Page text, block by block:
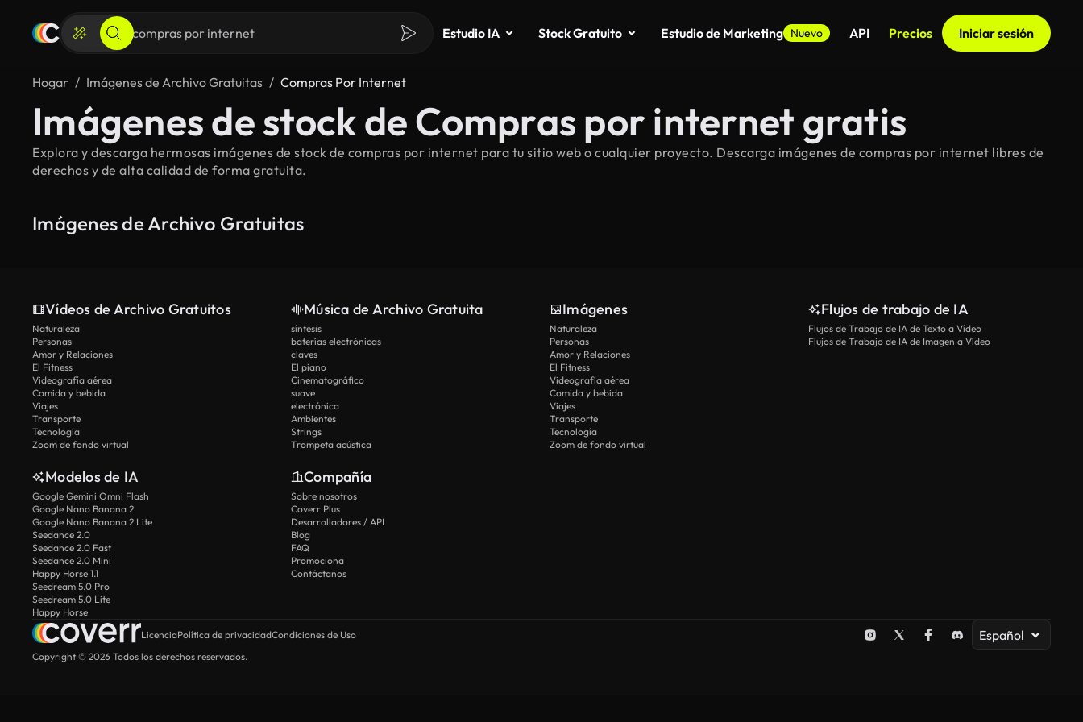
Estudio IA Stock Gratuito Estudio de Marketing Nuevo API Precios Iniciar sesión
Hogar Imágenes de Archivo Gratuitas Compras Por Internet
Imágenes de stock de Compras por internet gratis
Explora y descarga hermosas imágenes de stock de compras por internet para tu sitio web o cualquier proyecto. Descarga imágenes de compras por internet libres de
derechos y de alta calidad de forma gratuita.
Imágenes de Archivo Gratuitas
Vídeos de Archivo Gratuitos
Naturaleza
Personas
Amor y Relaciones
El Fitness
Videografía aérea
Comida y bebida
Viajes
Transporte
Tecnología
Zoom de fondo virtual
Música de Archivo Gratuita
síntesis
baterías electrónicas
claves
El piano
Cinematográfico
suave
electrónica
Ambientes
Strings
Trompeta acústica
Imágenes
Naturaleza
Personas
Amor y Relaciones
El Fitness
Videografía aérea
Comida y bebida
Viajes
Transporte
Tecnología
Zoom de fondo virtual
Flujos de trabajo de IA
Flujos de Trabajo de IA de Texto a Vídeo
Flujos de Trabajo de IA de Imagen a Vídeo
Modelos de IA
Google Gemini Omni Flash
Google Nano Banana 2
Google Nano Banana 2 Lite
Seedance 2.0
Seedance 2.0 Fast
Seedance 2.0 Mini
Happy Horse 1.1
Seedream 5.0 Pro
Seedream 5.0 Lite
Happy Horse
Compañía
Sobre nosotros
Coverr Plus
Desarrolladores / API
Blog
FAQ
Promociona
Contáctanos
LicenciaPolítica de privacidadCondiciones de Uso Español
Copyright © 2026 Todos los derechos reservados.